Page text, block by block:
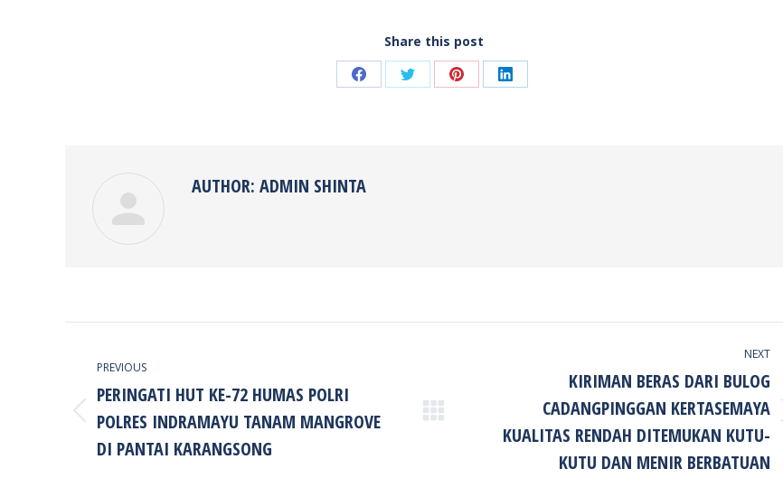
Share this post
Share Share Share Share
AUTHOR: ADMIN SHINTA
NAVIGATION
PREVIOUS
Previous
post:
PERINGATI HUT KE-72 HUMAS POLRI
POLRES INDRAMAYU TANAM MANGROVE
DI PANTAI KARANGSONG
NEXT
KIRIMAN BERAS DARI BULOG
CADANGPINGGAN KERTASEMAYA
KUALITAS RENDAH DITEMUKAN KUTU-
KUTU DAN MENIR BERBATUAN